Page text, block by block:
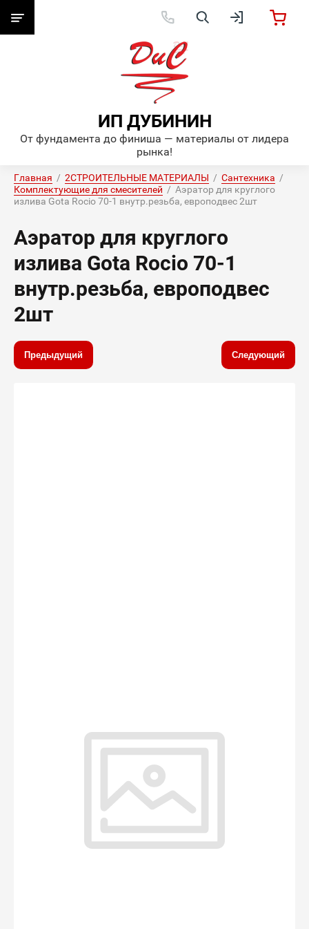
ИП ДУБИНИН
От фундамента до финиша — материалы от лидера
рынка!
Главная
  /
2СТРОИТЕЛЬНЫЕ МАТЕРИАЛЫ
  /
Сантехника
Комплектующие для смесителей
  /  Аэратор для круглого
излива Gota Rocio 70-1 внутр.резьба, европодвес 2шт
Аэратор для круглого
излива Gota Rocio 70-1
внутр.резьба, европодвес
2шт
Предыдущий Следующий